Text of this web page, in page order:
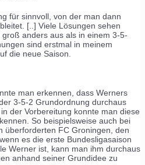
für sinnvoll, von der man dann
[..] Viele Lösungen sehen
anders aus als in einem 3-5-
sind erstmal in meinem
die neue Saison.
man erkennen, dass Werners
3-5-2 Grundordnung durchaus
der Vorbereitung konnte man diese
So beispielsweise auch bei
überforderten FC Groningen, den
es die erste Bundesligasaison
Werner ist, kann man ihm durchaus
anhand seiner Grundidee zu